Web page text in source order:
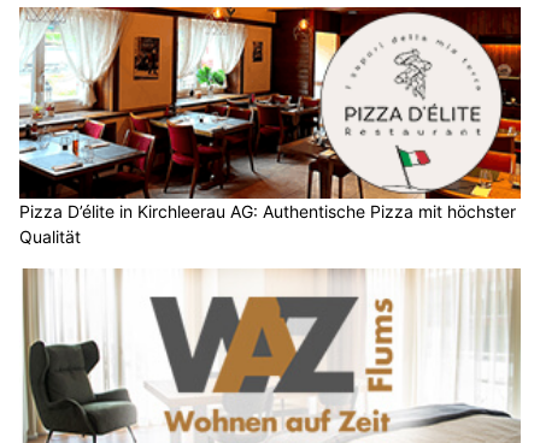
Pizza D’élite in Kirchleerau AG: Authentische Pizza mit höchster
Qualität